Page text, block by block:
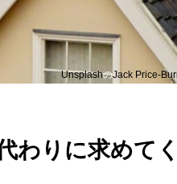
UnsplashのJack Price-
わりに求めて